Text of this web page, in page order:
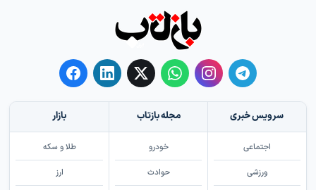
سرویس خبری
اجتماعی
ورزشی
مجله بازتاب
خودرو
حوادث
بازار
طلا و سکه
ارز